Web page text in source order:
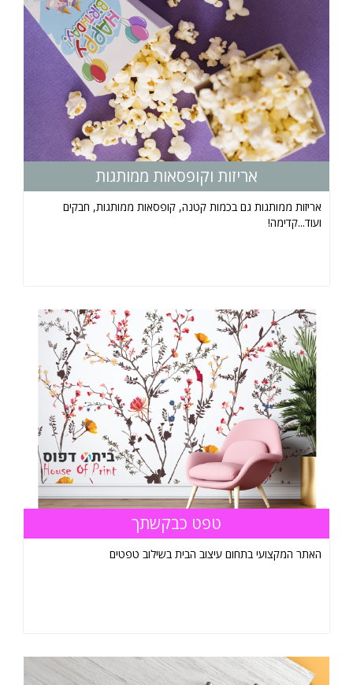
אריזות וקופסאות ממותגות
אריזות ממותגות גם בכמות קטנה, קופסאות ממותגות, חבקים
ועוד...קדימה!
טפט כבקשתך
האתר המקצועי בתחום עיצוב הבית בשילוב טפטים